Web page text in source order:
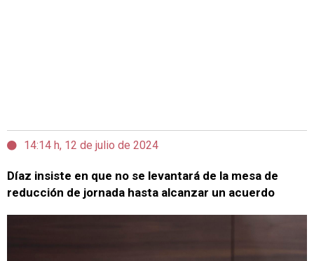
14:14 h, 12 de julio de 2024
Díaz insiste en que no se levantará de la mesa de
reducción de jornada hasta alcanzar un acuerdo